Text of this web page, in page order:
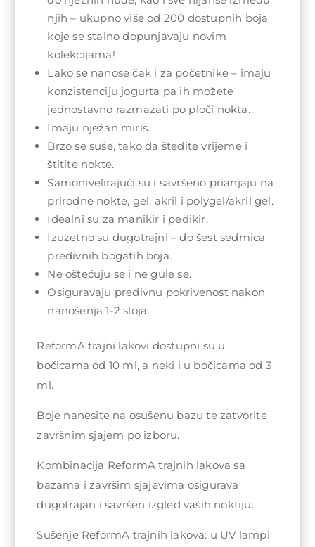
njih – ukupno više od 200 dostupnih boja
koje se stalno dopunjavaju novim
kolekcijama!
Lako se nanose čak i za početnike – imaju
konzistenciju jogurta pa ih možete
jednostavno razmazati po ploči nokta.
Imaju nježan miris.
Brzo se suše, tako da štedite vrijeme i
štitite nokte.
Samonivelirajući su i savršeno prianjaju na
prirodne nokte, gel, akril i polygel/akril gel.
Idealni su za manikir i pedikir.
Izuzetno su dugotrajni – do šest sedmica
predivnih bogatih boja.
Ne oštećuju se i ne gule se.
Osiguravaju predivnu pokrivenost nakon
nanošenja 1-2 sloja.
ReformA trajni lakovi dostupni su u
bočicama od 10 ml, a neki i u bočicama od 3
ml.
Boje nanesite na osušenu bazu te zatvorite
završnim sjajem po izboru.
Kombinacija ReformA trajnih lakova sa
bazama i završim sjajevima osigurava
dugotrajan i savršen izgled vaših noktiju.
Sušenje ReformA trajnih lakova: u UV lampi